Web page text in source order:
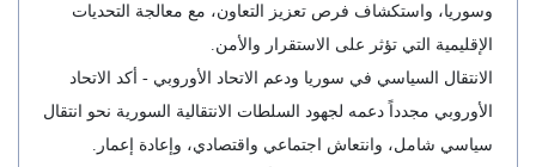
وسوريا، واستكشاف فرص تعزيز التعاون، مع معالجة التحديات
الإقليمية التي تؤثر على الاستقرار والأمن.
الانتقال السياسي في سوريا ودعم الاتحاد الأوروبي - أكد الاتحاد
الأوروبي مجدداً دعمه لجهود السلطات الانتقالية السورية نحو انتقال
سياسي شامل، وانتعاش اجتماعي واقتصادي، وإعادة إعمار.